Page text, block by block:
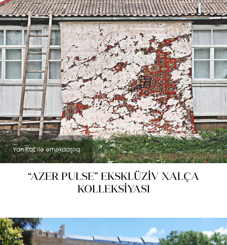
Yan Kat ilə əməkdaşlıq
“AZER PULSE” EKSKLÜZİV XALÇA
KOLLEKSİYASI